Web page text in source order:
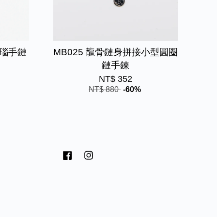
手鏈
MB025 龍骨鏈身拼接小型圓圈
鏈手鍊
NT$ 352
NT$ 880 -60%
Facebook